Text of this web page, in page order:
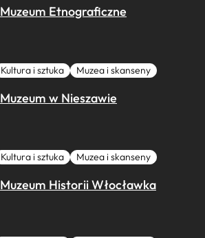
Muzeum Etnograficzne
Kultura i sztuka Muzea i skanseny
Muzeum w Nieszawie
Kultura i sztuka Muzea i skanseny
Muzeum Historii Włocławka